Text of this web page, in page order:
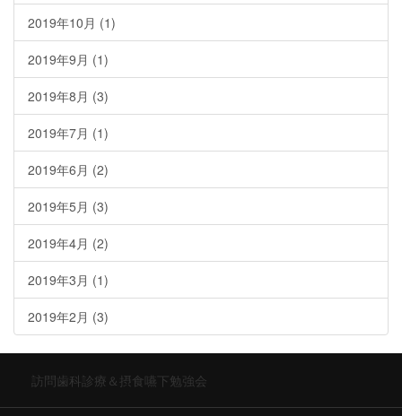
2019年10月 (1)
2019年9月 (1)
2019年8月 (3)
2019年7月 (1)
2019年6月 (2)
2019年5月 (3)
2019年4月 (2)
2019年3月 (1)
2019年2月 (3)
訪問歯科診療＆摂食嚥下勉強会